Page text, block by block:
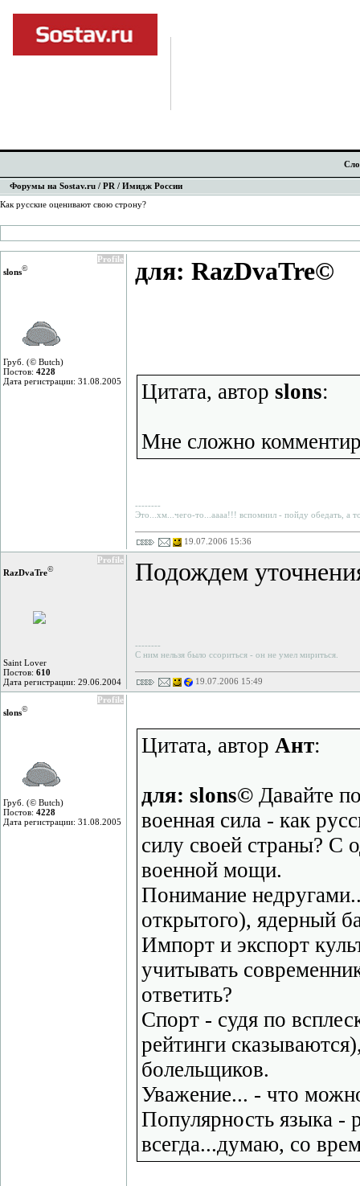
Форумы на Sostav.ru / PR / Имидж России
Как русские оценивают свою строну?
Profile
slons©
Груб. (© Butch)
Постов: 4228
Дата регистрации: 31.08.2005
для: RazDvaTre©
Цитата, автор slons:
Мне сложно
--------
Это...хм...чего-то...аааа!!! вспомнил - пойду обедать, а
19.07.2006 15:36
Profile
RazDvaTre©
Saint Lover
Постов: 610
Дата регистрации: 29.06.2004
Подождем
--------
С ним нельзя было ссориться - он не умел мириться.
19.07.2006 15:49
Profile
slons©
Груб. (© Butch)
Постов: 4228
Дата регистрации: 31.08.2005
Цитата, автор Ант:
для: slons© Давайте
военная сила - как
силу своей страны? С
военной мощи.
Понимание
открытого), ядерный
Импорт и экспорт
учитывать
ответить?
Спорт - судя по
рейтинги
болельщиков.
Уважение... - что
Популярность языка -
всегда...думаю, со